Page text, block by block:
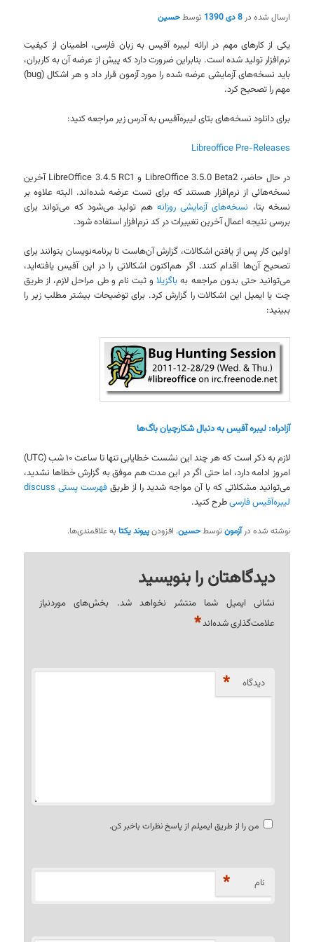
ارسال شده در8 دی 1390 توسطحسین
یکی از کارهای مهم در ارائه لیبره آفیس به زبان فارسی، اطمینان از کیفیت
نرم‌افزار تولید شده است. بنابراین ضرورت دارد که پیش از عرضه آن به کاربران،
باید نسخه‌های آزمایشی عرضه شده را مورد آزمون قرار داد و هر اشکال (bug)
مهم را تصحیح کرد.
برای دانلود نسخه‌های بتای لیبره‌آفیس به آدرس زیر مراجعه کنید:
Libreoffice Pre-Releases
در حال حاضر، LibreOffice 3.5.0 Beta2 و LibreOffice 3.4.5 RC1 آخرین
نسخه‌هائی از نرم‌افزار هستند که برای تست عرضه شده‌اند. البته علاوه بر
نسخه بتا، نسخه‌های آزمایشی روزانه هم تولید می‌شود که می‌تواند برای
بررسی نتیجه اعمال آخرین تغییرات در کد نرم‌افزار استفاده شود.
اولین کار پس از یافتن اشکالات، گزارش آن‌هاست تا برنامه‌نویسان بتوانند برای
تصحیح آن‌ها اقدام کنند. اگر هم‌اکنون اشکالاتی را در اپن آفیس یافته‌اید،
می‌توانید حتی بدون مراجعه به باگزیلاو ثبت نام و طی مراحل لازم، از طریق
چت یا ایمیل این اشکالات را گزارش کرد. برای توضیحات بیشتر مطلب زیر را
ببینید:
آزادراه: لیبره آفیس به دنبال شکارچیان باگ‌ها
لازم به ذکر است که هر چند این نشست خطایابی تنها تا ساعت ۱۰ شب (UTC)
امروز ادامه دارد، اما حتی اگر در این مدت هم موفق به گزارش خطاها نشدید،
می‌توانید مشکلاتی که با آن مواجه شدید را از طریق
فهرست پستی discuss
لیبره‌آفیس فارسیطرح کنید.
نوشته شده درآزمون توسطحسین. افزودنپیوند یکتا به علاقمندی‌ها.
دیدگاهتان را بنویسید
نشانی ایمیل شما منتشر نخواهد شد.
بخش‌های موردنیاز
علامت‌گذاری شده‌اند*
دیدگاه *
من را از طریق ایمیلم از پاسخ نظرات باخبر کن.
نام *